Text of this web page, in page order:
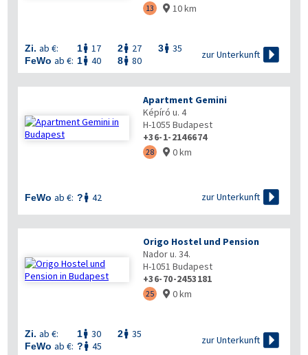
13  10 km
Zi. ab €: 1 17 2 27 3 35
FeWo ab €: 1 40 8 80
zur Unterkunft 
Apartment Gemini
Képíró u. 4
H-1055 Budapest
+36-1-2146674
28  0 km
FeWo ab €: ?  42 zur Unterkunft 
Origo Hostel und Pension
Nador u. 34.
H-1051 Budapest
+36-70-2453181
25  0 km
Zi. ab €: 1 30 2 35
FeWo ab €: ?  45
zur Unterkunft 